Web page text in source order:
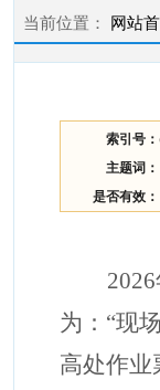
当前位置： 网站
索引号：
主题词：
是否有效：
为：“现
高处作业